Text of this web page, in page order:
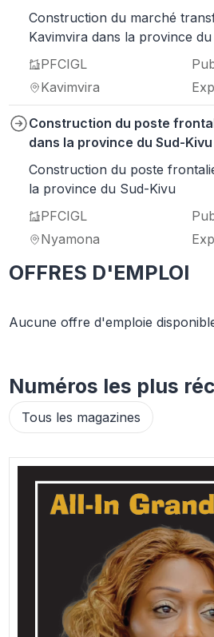
Construction du marché
Kavimvira dans la province
PFCIGL
Kavimvira
Construction du poste
dans la province du Sud-Kivu
Construction du poste
la province du Sud-Kivu
PFCIGL
Nyamona
OFFRES D'EMPLOI
Aucune offre d'emploie
Numéros les plus
Tous les magazines